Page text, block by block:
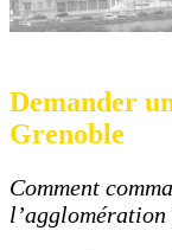
Demander
Grenoble
Comment